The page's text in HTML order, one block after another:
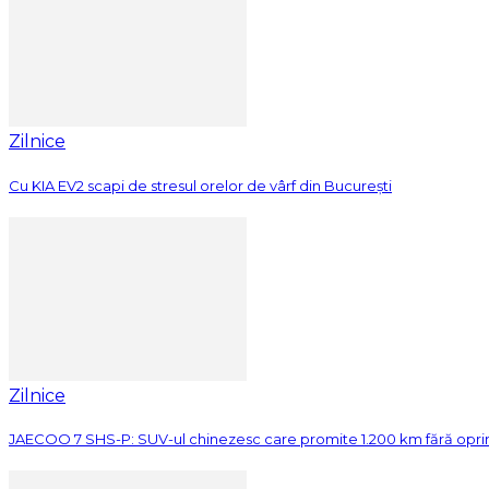
Zilnice
Cu KIA EV2 scapi de stresul orelor de vârf din București
Zilnice
JAECOO 7 SHS-P: SUV-ul chinezesc care promite 1.200 km fără